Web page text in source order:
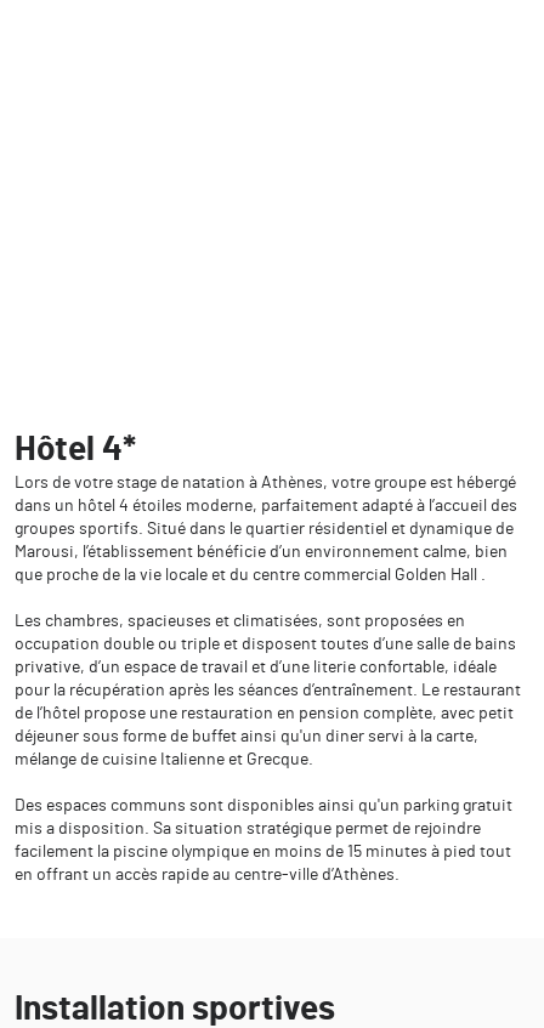
Hôtel 4*
Lors de votre stage de natation à Athènes, votre groupe est hébergé
dans un hôtel 4 étoiles moderne, parfaitement adapté à l’accueil des
groupes sportifs. Situé dans le quartier résidentiel et dynamique de
Marousi, l’établissement bénéficie d’un environnement calme, bien
que proche de la vie locale et du centre commercial Golden Hall .
Les chambres, spacieuses et climatisées, sont proposées en
occupation double ou triple et disposent toutes d’une salle de bains
privative, d’un espace de travail et d’une literie confortable, idéale
pour la récupération après les séances d’entraînement. Le restaurant
de l’hôtel propose une restauration en pension complète, avec petit
déjeuner sous forme de buffet ainsi qu'un diner servi à la carte,
mélange de cuisine Italienne et Grecque.
Des espaces communs sont disponibles ainsi qu'un parking gratuit
mis a disposition. Sa situation stratégique permet de rejoindre
facilement la piscine olympique en moins de 15 minutes à pied tout
en offrant un accès rapide au centre-ville d’Athènes.
Installation sportives